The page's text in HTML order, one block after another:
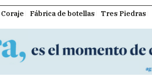
Fábrica de botellas Tres Piedras